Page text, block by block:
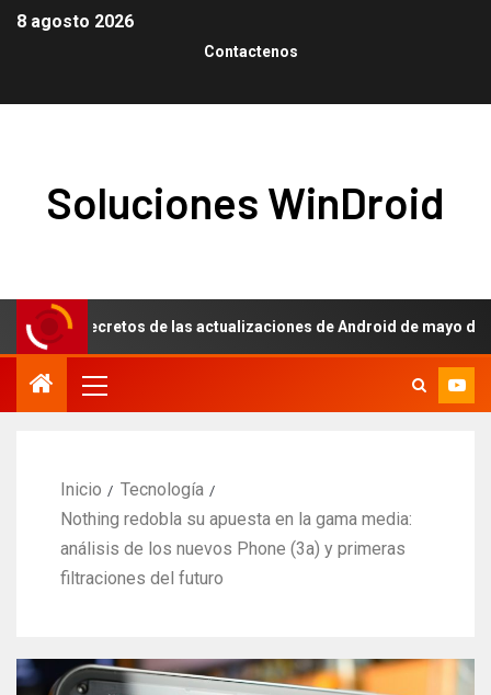
8 agosto 2026
Contactenos
Soluciones WinDroid
secretos de las actualizaciones de Android de mayo de 2026
Inicio
Tecnología
Nothing redobla su apuesta en la gama media:
análisis de los nuevos Phone (3a) y primeras
filtraciones del futuro